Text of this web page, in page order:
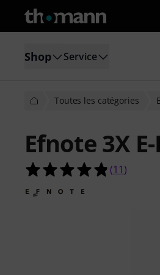
Shop Service
Toutes les catégories
Efnote 3X
4.8 étoiles
(11)